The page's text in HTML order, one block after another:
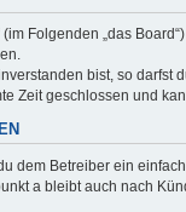
Folgenden „das
bist, so
Zeit geschlossen und
dem Betreiber ein
a bleibt auch nach